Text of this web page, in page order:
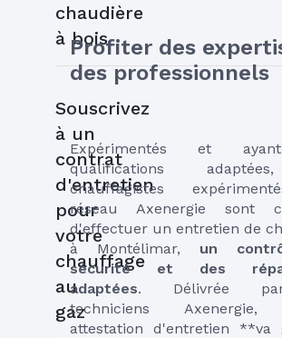
Profiter des
des professionnels
Expérimentés et
qualifications
chauffagistes
réseau Axenergie sont
d'effectuer un entretien de
à Montélimar, un
sécurité et des
adaptées. Délivrée
techniciens
chaudière
à bois
Souscrivez
à un
contrat
d'entretien
pour
votre
chauffage
au
gaz